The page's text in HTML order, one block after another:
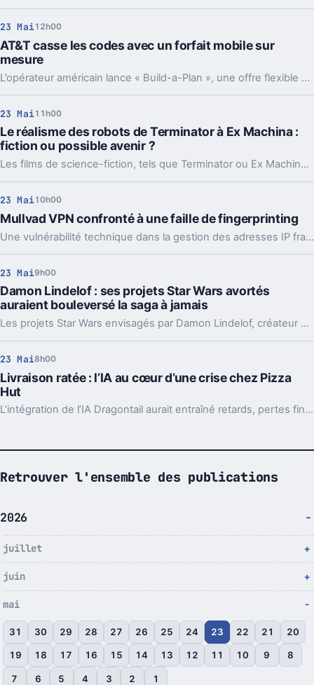
23 Mai12h00
AT&T casse les codes avec un forfait mobile sur
mesure
L’opérateur américain lance « Build-a-Plan », une offre flexible qui permet de composer et modifier son forfait chaque mois.
23 Mai11h00
Le réalisme des robots de Terminator à Ex Machina :
fiction ou possible avenir ?
Les films de science-fiction, tels que Terminator ou Ex Machina, fascinent par leurs robots humanoïdes sophistiqués. Mais à quel point ces créations cinématographiques reflètent-elles les véritables avancées technologiques et les limites actuelles de la robotique ?
23 Mai10h00
Mullvad VPN confronté à une faille de fingerprinting
Une vulnérabilité technique dans la gestion des adresses IP fragilise temporairement la confidentialité du VPN.
23 Mai9h00
Damon Lindelof : ses projets Star Wars avortés
auraient bouleversé la saga à jamais
Les projets Star Wars envisagés par Damon Lindelof, créateur de la série Lost, promettaient une transformation majeure de la saga. Leur mise en œuvre aurait marqué un tournant décisif et durable dans l’histoire de la franchise emblématique.
23 Mai8h00
Livraison ratée : l’IA au cœur d’une crise chez Pizza
Hut
L’intégration de l’IA Dragontail aurait entraîné retards, pertes financières et chute des ventes dans plusieurs restaurants Pizza Hut.
Retrouver l'ensemble des publications
2026
juillet
juin
mai
31 30 29 28 27 26 25 24 23 22 21 20
19 18 17 16 15 14 13 12 11 10 9 8
7 6 5 4 3 2 1